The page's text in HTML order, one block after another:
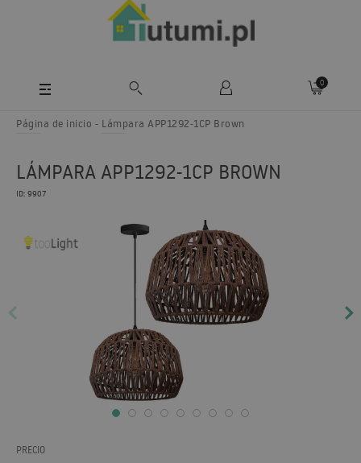
0
Página de inicio Lámpara APP1292-1CP Brown
LÁMPARA APP1292-1CP BROWN
ID: 9907
PRECIO